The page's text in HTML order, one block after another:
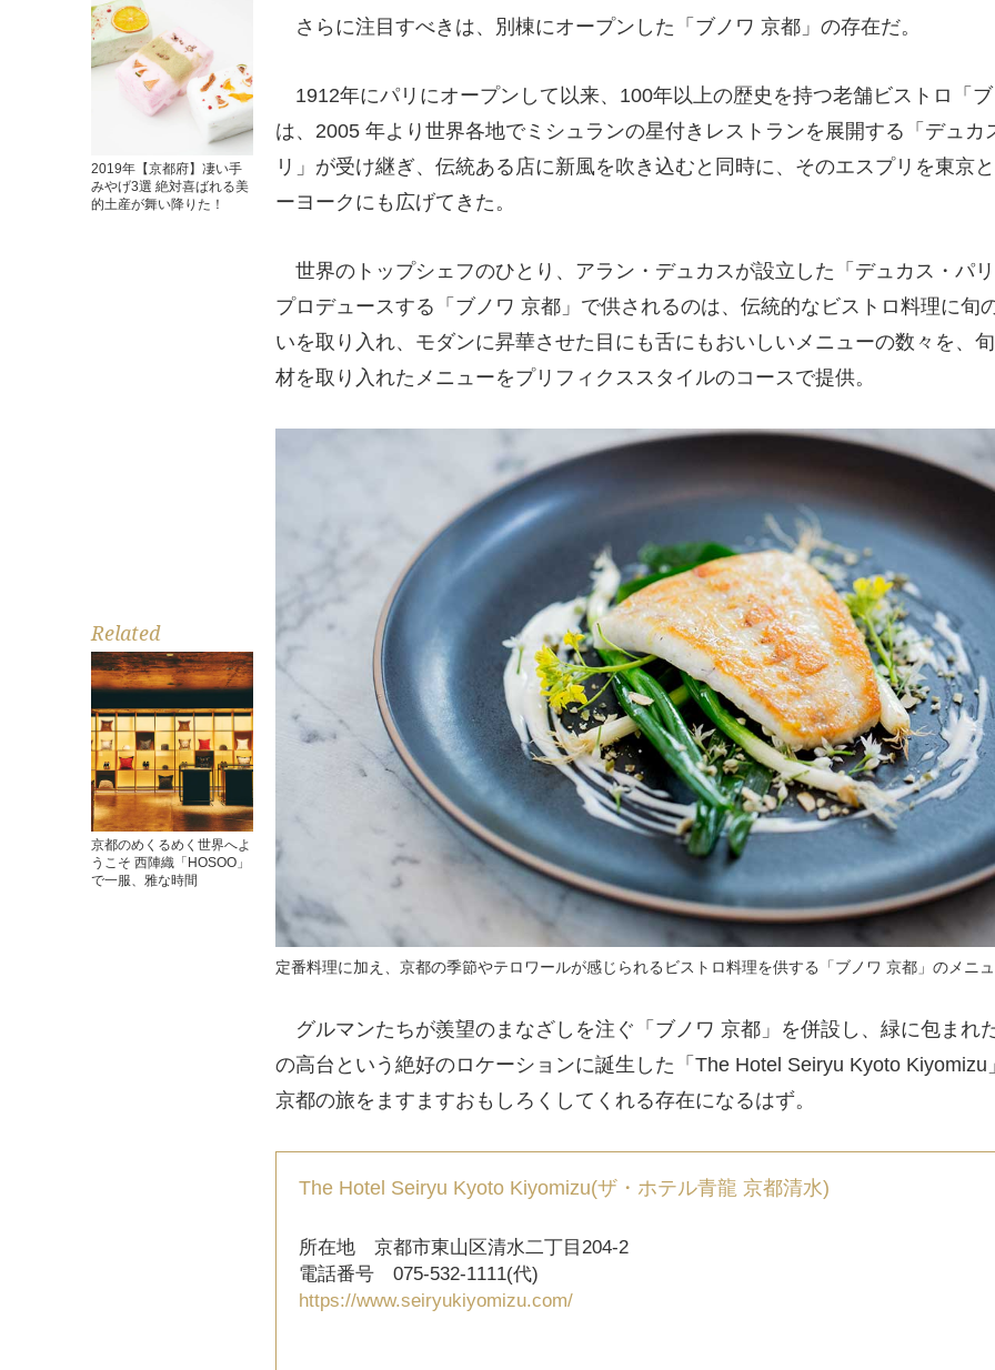
2019年【京都府】凄い手
みやげ3選 絶対喜ばれる美
的土産が舞い降りた！
Related
京都のめくるめく世界へよ
うこそ 西陣織「HOSOO」
で一服、雅な時間
さらに注目すべきは、別棟にオープンした「ブノワ 京都」の存在だ。
1912年にパリにオープンして以来、100年以上の歴史を持つ老舗ビストロ「
は、2005 年より世界各地でミシュランの星付きレストランを展開する「デュカ
リ」が受け継ぎ、伝統ある店に新風を吹き込むと同時に、そのエスプリを東京
ーヨークにも広げてきた。
世界のトップシェフのひとり、アラン・デュカスが設立した「デュカス・パ
プロデュースする「ブノワ 京都」で供されるのは、伝統的なビストロ料理に旬
いを取り入れ、モダンに昇華させた目にも舌にもおいしいメニューの数々を、
材を取り入れたメニューをプリフィクススタイルのコースで提供。
定番料理に加え、京都の季節やテロワールが感じられるビストロ料理を供する「ブノワ 京都」のメニ
グルマンたちが羨望のまなざしを注ぐ「ブノワ 京都」を併設し、緑に包まれ
の高台という絶好のロケーションに誕生した「The Hotel Seiryu Kyoto Kiyomizu
京都の旅をますますおもしろくしてくれる存在になるはず。
The Hotel Seiryu Kyoto Kiyomizu(ザ・ホテル青龍 京都清水)
所在地 京都市東山区清水二丁目204-2
電話番号 075-532-1111(代)
https://www.seiryukiyomizu.com/